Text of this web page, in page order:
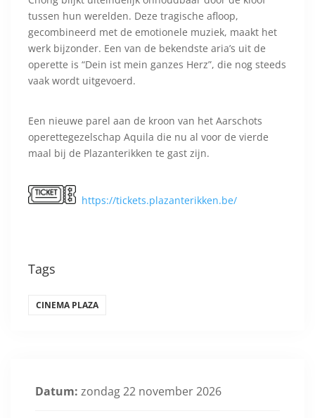
tussen hun werelden. Deze tragische afloop,
gecombineerd met de emotionele muziek, maakt het
werk bijzonder. Een van de bekendste aria’s uit de
operette is “Dein ist mein ganzes Herz”, die nog steeds
vaak wordt uitgevoerd.
Een nieuwe parel aan de kroon van het Aarschots
operettegezelschap Aquila die nu al voor de vierde
maal bij de Plazanterikken te gast zijn.
https://tickets.plazanterikken.be/
Tags
CINEMA PLAZA
Datum: zondag 22 november 2026